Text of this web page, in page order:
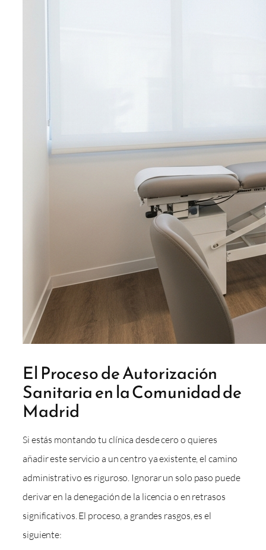
El Proceso de Autorización
Sanitaria en la Comunidad de
Madrid
Si estás montando tu clínica desde cero o quieres
añadir este servicio a un centro ya existente, el camino
administrativo es riguroso. Ignorar un solo paso puede
derivar en la denegación de la licencia o en retrasos
significativos. El proceso, a grandes rasgos, es el
siguiente: